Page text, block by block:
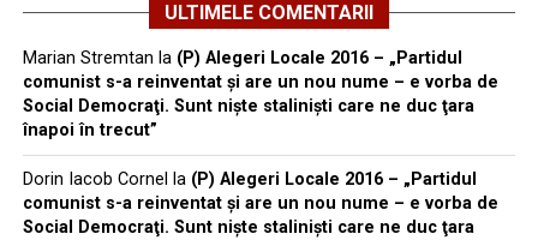
ULTIMELE COMENTARII
Marian Stremtan la (P) Alegeri Locale 2016 – „Partidul
comunist s-a reinventat şi are un nou nume – e vorba de
Social Democraţi. Sunt nişte stalinişti care ne duc ţara
înapoi în trecut”
Dorin Iacob Cornel la (P) Alegeri Locale 2016 – „Partidul
comunist s-a reinventat şi are un nou nume – e vorba de
Social Democraţi. Sunt nişte stalinişti care ne duc ţara